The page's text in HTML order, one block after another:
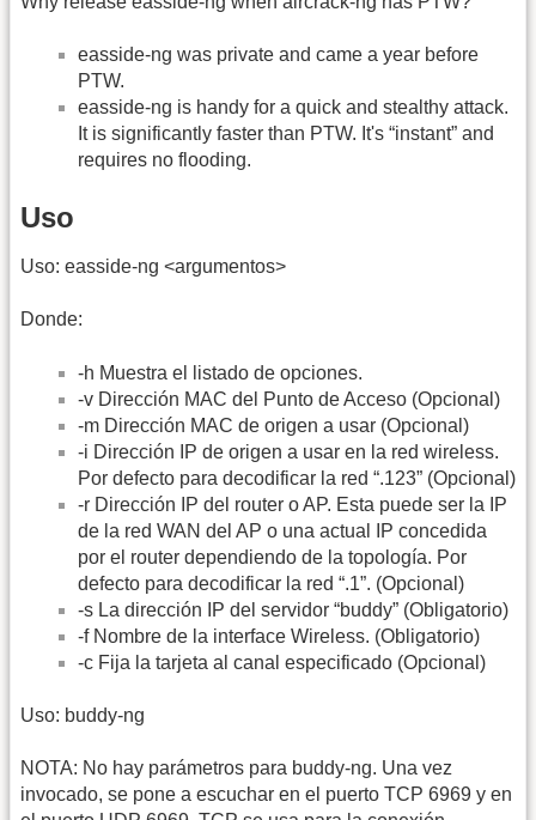
easside-ng was private and came a year before
PTW.
easside-ng is handy for a quick and stealthy attack.
It is significantly faster than PTW. It's “instant” and
requires no flooding.
Uso
Uso: easside-ng <argumentos>
Donde:
-h Muestra el listado de opciones.
-v Dirección MAC del Punto de Acceso (Opcional)
-m Dirección MAC de origen a usar (Opcional)
-i Dirección IP de origen a usar en la red wireless.
Por defecto para decodificar la red “.123” (Opcional)
-r Dirección IP del router o AP. Esta puede ser la IP
de la red WAN del AP o una actual IP concedida
por el router dependiendo de la topología. Por
defecto para decodificar la red “.1”. (Opcional)
-s La dirección IP del servidor “buddy” (Obligatorio)
-f Nombre de la interface Wireless. (Obligatorio)
-c Fija la tarjeta al canal especificado (Opcional)
Uso: buddy-ng
NOTA: No hay parámetros para buddy-ng. Una vez
invocado, se pone a escuchar en el puerto TCP 6969 y en